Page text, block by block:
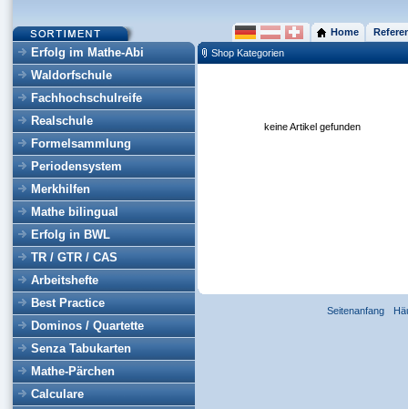
Erfolg im Mathe-Abi
Waldorfschule
Fachhochschulreife
Realschule
Formelsammlung
Periodensystem
Merkhilfen
Mathe bilingual
Erfolg in BWL
TR / GTR / CAS
Arbeitshefte
Best Practice
Dominos / Quartette
Senza Tabukarten
Mathe-Pärchen
Calculare
Home
Shop Kategorien
keine Artikel gefunden
Seitenanfang